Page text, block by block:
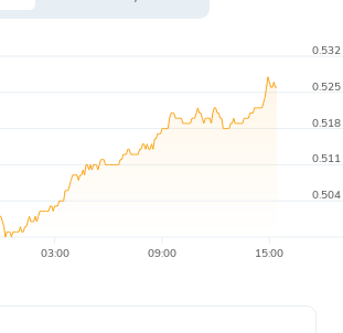
03:00 09:00 15:00
0.504
0.511
0.518
0.525
0.532